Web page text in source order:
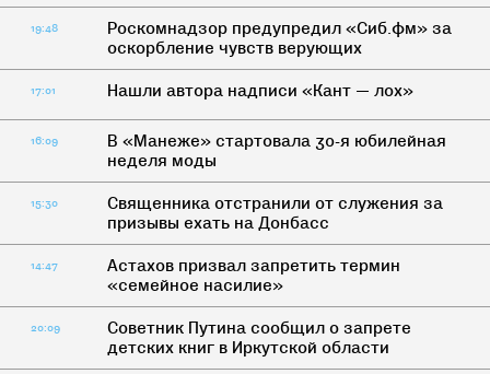
19:48
Роскомнадзор предупредил «Сиб.фм» за
оскорбление чувств верующих
17:01 Нашли автора надписи «Кант — лох»
16:09
В «Манеже» стартовала 30-я юбилейная
неделя моды
15:30
Священника отстранили от служения за
призывы ехать на Донбасс
14:47
Астахов призвал запретить термин
«семейное насилие»
20:09
Советник Путина сообщил о запрете
детских книг в Иркутской области